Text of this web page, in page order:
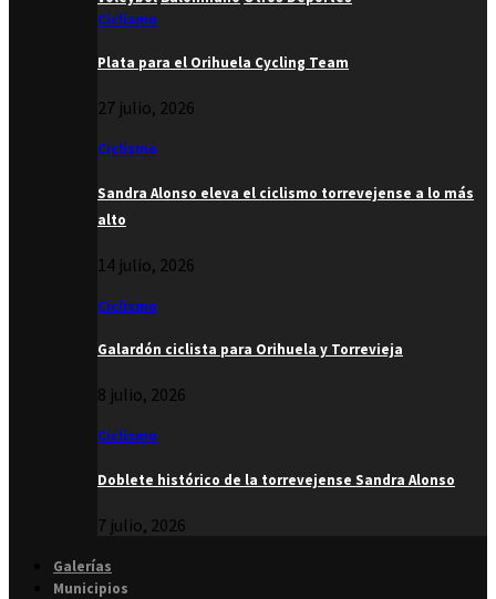
Ciclismo
Plata para el Orihuela Cycling Team
27 julio, 2026
Ciclismo
Sandra Alonso eleva el ciclismo torrevejense a lo más
alto
14 julio, 2026
Ciclismo
Galardón ciclista para Orihuela y Torrevieja
8 julio, 2026
Ciclismo
Doblete histórico de la torrevejense Sandra Alonso
7 julio, 2026
Galerías
Municipios